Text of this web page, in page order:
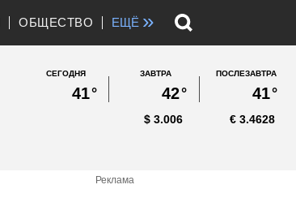
ОБЩЕСТВО ЕЩЁ »
СЕГОДНЯ
41°
ЗАВТРА
42°
ПОСЛЕЗАВТРА
41°
3.006
$ 3.4628
€
Реклама